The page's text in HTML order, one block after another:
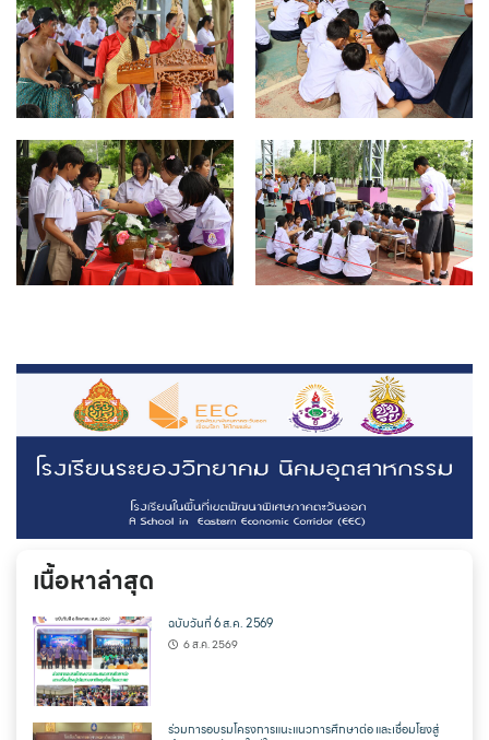
เนื้อหาล่าสุด
ฉบับวันที่ 6 ส.ค. 2569
6 ส.ค. 2569
ร่วมการอบรมโครงการแนะแนวการศึกษาต่อ และเชื่อมโยงสู่